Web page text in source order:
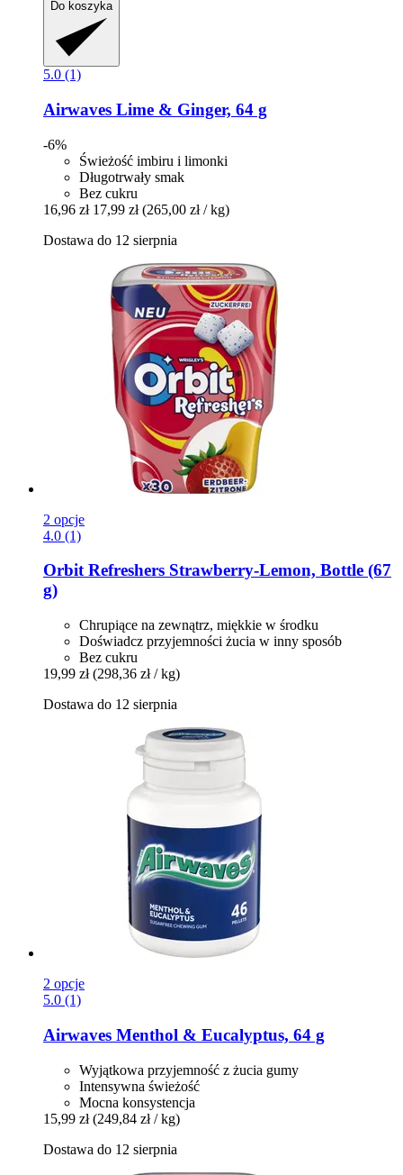
Do koszyka
5.0 (1)
Airwaves Lime & Ginger, 64 g
-6%
Świeżość imbiru i limonki
Długotrwały smak
Bez cukru
16,96 zł 17,99 zł (265,00 zł / kg)
Dostawa do 12 sierpnia
2 opcje
4.0 (1)
OrbitRefreshers Strawberry-​Lemon, Bottle (67
g)
Chrupiące na zewnątrz, miękkie w środku
Doświadcz przyjemności żucia w inny sposób
Bez cukru
19,99 zł (298,36 zł / kg)
Dostawa do 12 sierpnia
2 opcje
5.0 (1)
Airwaves Menthol & Eucalyptus, 64 g
Wyjątkowa przyjemność z żucia gumy
Intensywna świeżość
Mocna konsystencja
15,99 zł (249,84 zł / kg)
Dostawa do 12 sierpnia